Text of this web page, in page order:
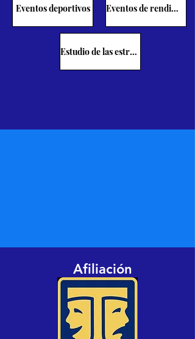
Eventos deportivos Eventos de rendimiento
Estudio de las estrellas
Afiliación